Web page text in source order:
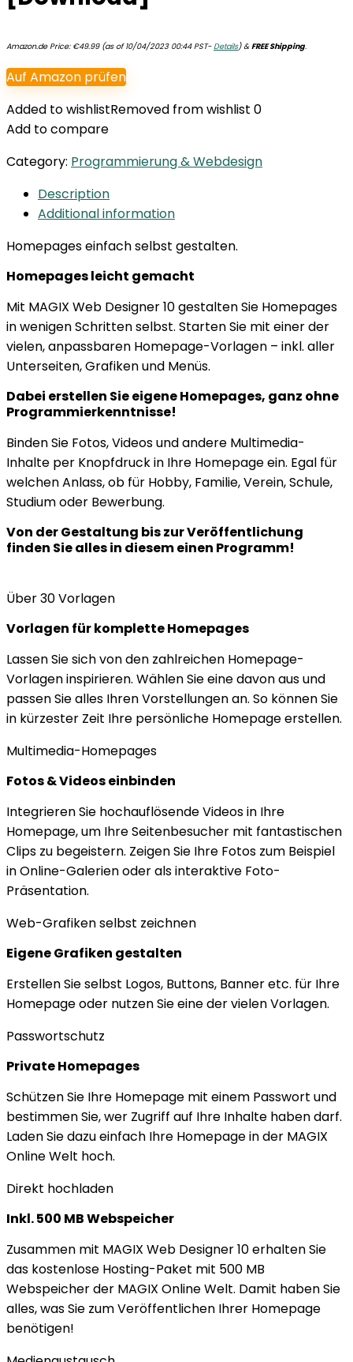
Amazon.de Price: €49.99(as of 10/04/2023 00:44 PST-Details)&FREE Shipping.
Auf Amazon prüfen
Added to wishlistRemoved from wishlist 0
Add to compare
Category: Programmierung & Webdesign
Description
Additional information
Homepages einfach selbst gestalten.
Homepages leicht gemacht
Mit MAGIX Web Designer 10 gestalten Sie Homepages
in wenigen Schritten selbst. Starten Sie mit einer der
vielen, anpassbaren Homepage-Vorlagen – inkl. aller
Unterseiten, Grafiken und Menüs.
Dabei erstellen Sie eigene Homepages, ganz ohne
Programmierkenntnisse!
Binden Sie Fotos, Videos und andere Multimedia-
Inhalte per Knopfdruck in Ihre Homepage ein. Egal für
welchen Anlass, ob für Hobby, Familie, Verein, Schule,
Studium oder Bewerbung.
Von der Gestaltung bis zur Veröffentlichung
finden Sie alles in diesem einen Programm!
Über 30 Vorlagen
Vorlagen für komplette Homepages
Lassen Sie sich von den zahlreichen Homepage-
Vorlagen inspirieren. Wählen Sie eine davon aus und
passen Sie alles Ihren Vorstellungen an. So können Sie
in kürzester Zeit Ihre persönliche Homepage erstellen.
Multimedia-Homepages
Fotos & Videos einbinden
Integrieren Sie hochauflösende Videos in Ihre
Homepage, um Ihre Seitenbesucher mit fantastischen
Clips zu begeistern. Zeigen Sie Ihre Fotos zum Beispiel
in Online-Galerien oder als interaktive Foto-
Präsentation.
Web-Grafiken selbst zeichnen
Eigene Grafiken gestalten
Erstellen Sie selbst Logos, Buttons, Banner etc. für Ihre
Homepage oder nutzen Sie eine der vielen Vorlagen.
Passwortschutz
Private Homepages
Schützen Sie Ihre Homepage mit einem Passwort und
bestimmen Sie, wer Zugriff auf Ihre Inhalte haben darf.
Laden Sie dazu einfach Ihre Homepage in der MAGIX
Online Welt hoch.
Direkt hochladen
Inkl. 500 MB Webspeicher
Zusammen mit MAGIX Web Designer 10 erhalten Sie
das kostenlose Hosting-Paket mit 500 MB
Webspeicher der MAGIX Online Welt. Damit haben Sie
alles, was Sie zum Veröffentlichen Ihrer Homepage
benötigen!